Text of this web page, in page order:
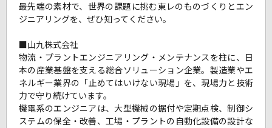
最先端の素材で、世界の課題に挑む東レのものづくりとエン
ジニアリングを、ぜひ知ってください。
■山九株式会社
物流・プラントエンジニアリング・メンテナンスを柱に、日
本の産業基盤を支える総合ソリューション企業。製造業やエ
ネルギー業界の「止めてはいけない現場」を、現場力と技術
力で守り続けています。
機電系のエンジニアは、大型機械の据付や定期点検、制御シ
ステムの保全・改善、工場・プラントの自動化設備の設計な